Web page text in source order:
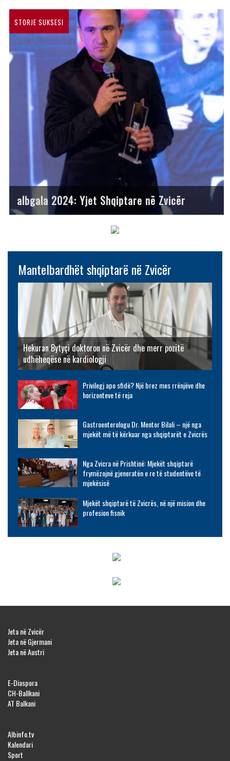
STORJE SUKSESI
albgala 2024: Yjet Shqiptare në Zvicër
Mantelbardhët shqiptarë në Zvicër
Hekuran Bytyçi doktoron në Zvicër dhe merr pozitë
udhëheqëse në kardiologji
Privilegj apo sfidë? Një brez mes rrënjëve dhe
horizonteve të reja
Gastroenterologu Dr. Mentor Bilali – një nga
mjekët më të kërkuar nga shqiptarët e Zvicrës
Nga Zvicra në Prishtinë: Mjekët shqiptarë
frymëzojnë gjeneratën e re të studentëve të
mjekësisë
Mjekët shqiptarë të Zvicrës, në një mision dhe
profesion fisnik
Jeta në Zvicër
Jeta në Gjermani
Jeta në Austri
E-Diaspora
CH-Ballkani
AT Balkani
Albinfo.tv
Kalendari
Sport